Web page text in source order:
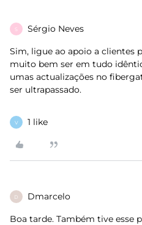
S Sérgio Neves
Sim, ligue ao apoio a clientes
muito bem ser em tudo
umas actualizações no
ser ultrapassado.
V 1 like
D Dmarcelo
Boa tarde. Também tive esse